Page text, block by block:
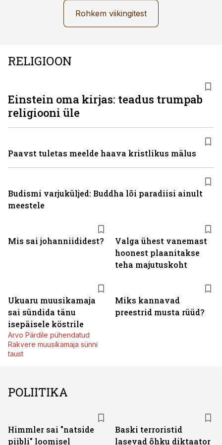
Rohkem viikingitest
RELIGIOON
Mis sai johanniididest?
Valga ühest vanemast
hoonest plaanitakse
teha majutuskoht
Ukuaru muusikamaja
sai sündida tänu
isepäisele köstrile
Arvo Pärdile pühendatud
Rakvere muusikamaja sünni
taust
Miks kannavad
preestrid musta rüüd?
Einstein oma kirjas: teadus trumpab
religiooni üle
Paavst tuletas meelde haava kristlikus mälus
Budismi varjuküljed: Buddha lõi paradiisi ainult
meestele
POLIITIKA
Himmler sai "natside
piibli" loomisel
Baski terroristid
lasevad õhku diktaator